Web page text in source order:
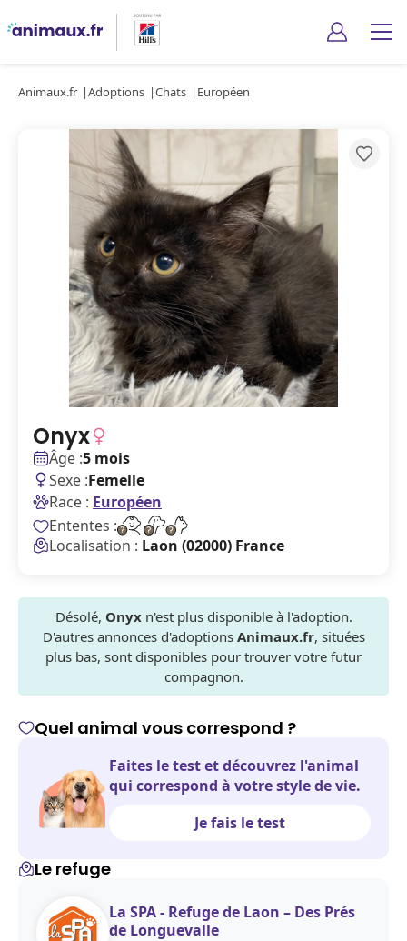
Animaux.fr Adoptions Chats Européen
Onyx
Âge :5 mois
Sexe :Femelle
Race : Européen
Ententes :
Localisation : Laon (02000) France
Désolé, Onyxn'est plus disponible à l'adoption.
D'autres annonces d'adoptions Animaux.fr, situées
plus bas, sont disponibles pour trouver votre futur
compagnon.
Quel animal vous correspond ?
Faites le test et découvrez l'animal
qui correspond à votre style de vie.
Je fais le test
Le refuge
La SPA - Refuge de Laon – Des Prés
de Longuevalle